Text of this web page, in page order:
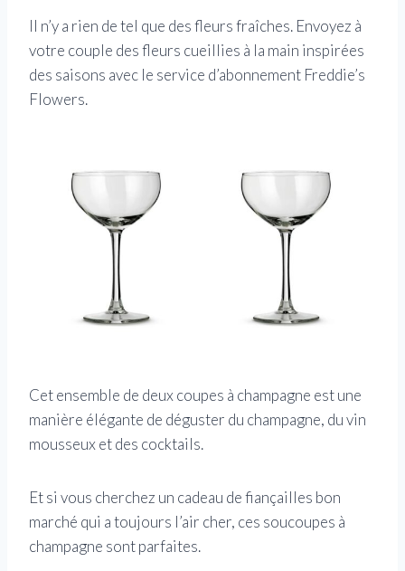
Il n’y a rien de tel que des fleurs fraîches. Envoyez à
votre couple des fleurs cueillies à la main inspirées
des saisons avec le service d’abonnement Freddie’s
Flowers.
Cet ensemble de deux coupes à champagne est une
manière élégante de déguster du champagne, du vin
mousseux et des cocktails.
Et si vous cherchez un cadeau de fiançailles bon
marché qui a toujours l’air cher, ces soucoupes à
champagne sont parfaites.